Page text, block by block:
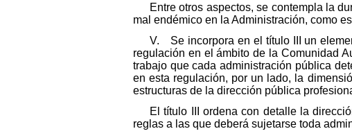
Entre otros aspectos, se contempla la
mal endémico en la Administración, como
V. Se incorpora en el título III un
regulación en el ámbito de la Comunidad
trabajo que cada administración pública
en esta regulación, por un lado, la
estructuras de la dirección pública
El título III ordena con detalle la
reglas a las que deberá sujetarse toda